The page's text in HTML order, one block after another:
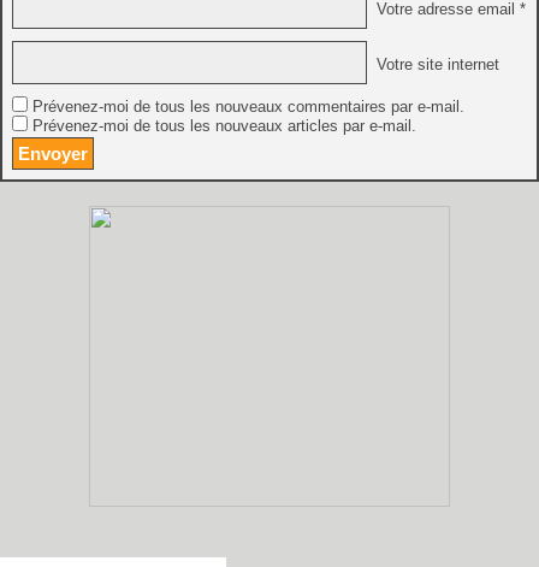
Votre adresse email *
Votre site internet
Prévenez-moi de tous les nouveaux commentaires par e-mail.
Prévenez-moi de tous les nouveaux articles par e-mail.